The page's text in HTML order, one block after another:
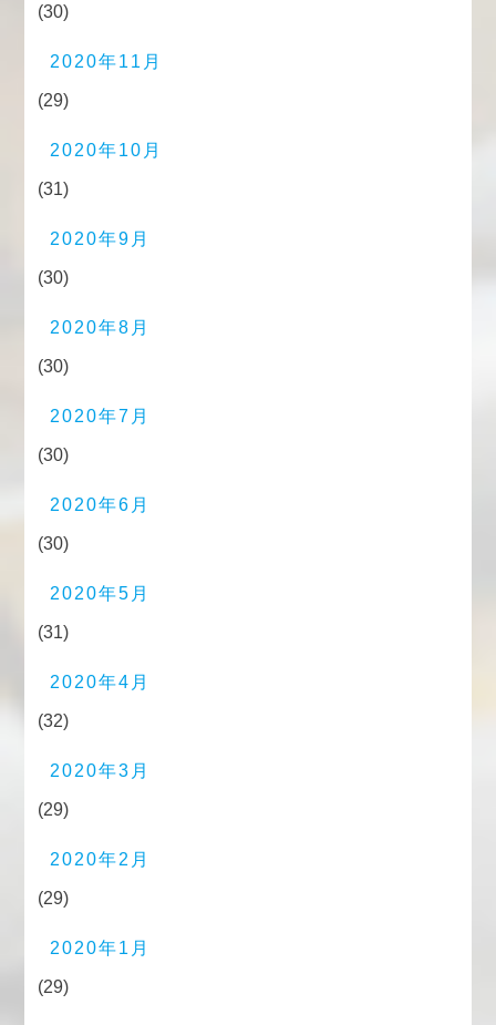
(30)
2020年11月
(29)
2020年10月
(31)
2020年9月
(30)
2020年8月
(30)
2020年7月
(30)
2020年6月
(30)
2020年5月
(31)
2020年4月
(32)
2020年3月
(29)
2020年2月
(29)
2020年1月
(29)